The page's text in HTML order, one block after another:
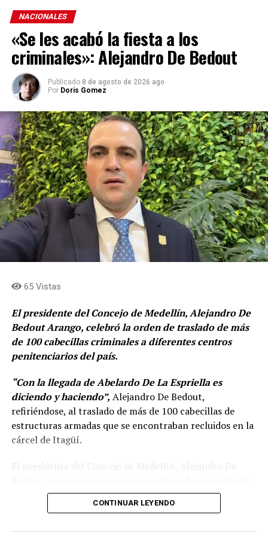
NACIONALES
«Se les acabó la fiesta a los
criminales»: Alejandro De Bedout
Publicado 8 de agosto de 2026 ago
Por Doris Gomez
65 Vistas
El presidente del Concejo de Medellín, Alejandro De
Bedout Arango, celebró la orden de traslado de más
de 100 cabecillas criminales a diferentes centros
penitenciarios del país.
“Con la llegada de Abelardo De La Espriella es
diciendo y haciendo”, Alejandro De Bedout,
refiriéndose, al traslado de más de 100 cabecillas de
estructuras armadas que se encontraban recluidos en la
cárcel de Itagüí.
El presidente del Concejo de Medellín, Alejandro De
un mensaje poderoso, donde la llamada “falsa paz total”
de Gustavo Petro, se acaba.«No más beneficios, ni
CONTINUAR LEYENDO